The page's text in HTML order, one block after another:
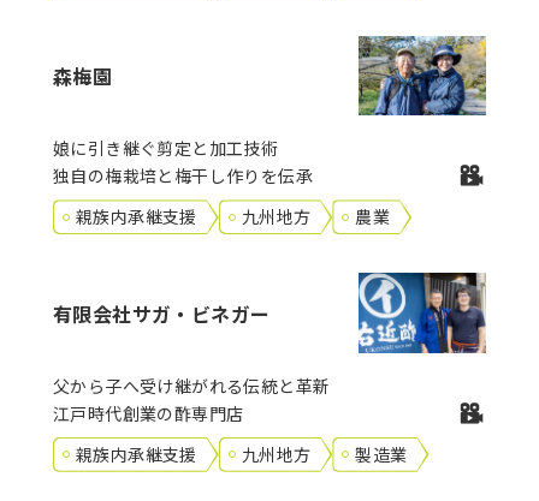
森梅園
娘に引き継ぐ剪定と加工技術
独自の梅栽培と梅干し作りを伝承
親族内承継支援
九州地方 農業
有限会社サガ・ビネガー
父から子へ受け継がれる伝統と革新
江戸時代創業の酢専門店
親族内承継支援
九州地方 製造業